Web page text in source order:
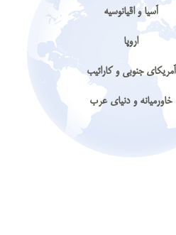
آسیا و اقیانوسیه
اروپا
آمریکای جنوبی و کارائیب
خاورمیانه و دنیای عرب